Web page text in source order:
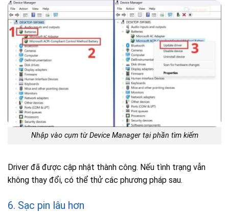
Nhập vào cụm từ Device Manager tại phần tìm kiếm
Driver đã được cập nhật thành công. Nếu tình trạng vẫn
không thay đổi, có thể thử các phương pháp sau.
6. Sạc pin lâu hơn